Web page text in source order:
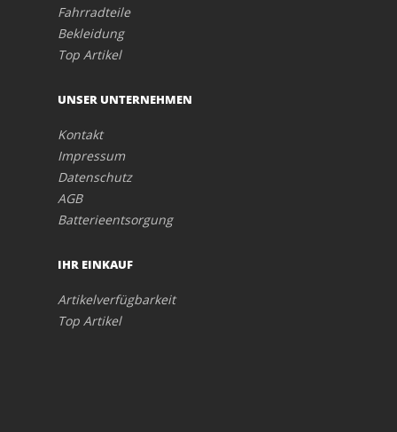
Fahrradteile
Bekleidung
Top Artikel
UNSER UNTERNEHMEN
Kontakt
Impressum
Datenschutz
AGB
Batterieentsorgung
IHR EINKAUF
Artikelverfügbarkeit
Top Artikel